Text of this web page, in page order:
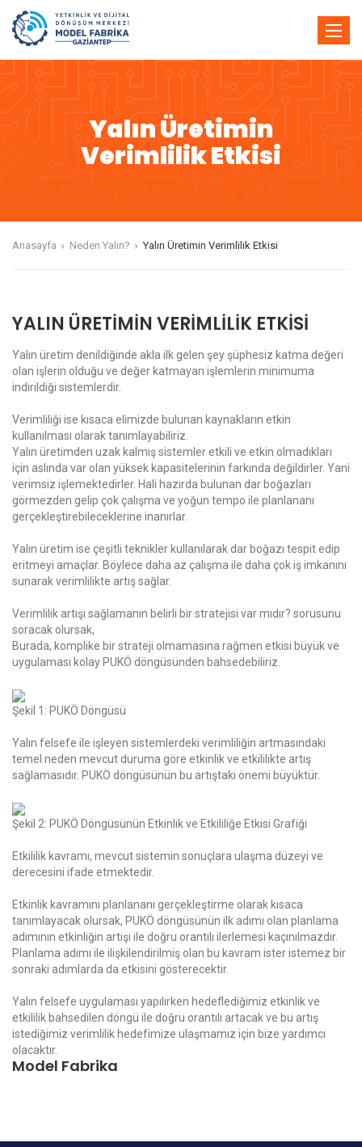
Toggle
Yalın Üretimin
Verimlilik Etkisi
Anasayfa Neden Yalın? Yalın Üretimin Verimlilik Etkisi
YALIN ÜRETİMİN VERİMLİLİK ETKİSİ
Yalın üretim denildiğinde akla ilk gelen şey şüphesiz katma değeri
olan işlerin olduğu ve değer katmayan işlemlerin minimuma
indirildiği sistemlerdir.
Verimliliği ise kısaca elimizde bulunan kaynakların etkin
kullanılması olarak tanımlayabiliriz.
Yalın üretimden uzak kalmış sistemler etkili ve etkin olmadıkları
için aslında var olan yüksek kapasitelerinin farkında değildirler. Yani
verimsiz işlemektedirler. Hali hazırda bulunan dar boğazları
görmezden gelip çok çalışma ve yoğun tempo ile planlananı
gerçekleştirebileceklerine inanırlar.
Yalın üretim ise çeşitli teknikler kullanılarak dar boğazı tespit edip
eritmeyi amaçlar. Böylece daha az çalışma ile daha çok iş imkanını
sunarak verimlilikte artış sağlar.
Verimlilik artışı sağlamanın belirli bir stratejisi var mıdır? sorusunu
soracak olursak,
Burada, komplike bir strateji olmamasına rağmen etkisi büyük ve
uygulaması kolay PUKÖ döngüsünden bahsedebiliriz.
Şekil 1: PUKÖ Döngüsü
Yalın felsefe ile işleyen sistemlerdeki verimliliğin artmasındaki
temel neden mevcut duruma göre etkinlik ve etkililikte artış
sağlamasıdır. PUKÖ döngüsünün bu artıştaki önemi büyüktür.
Şekil 2: PUKÖ Döngüsünün Etkinlik ve Etkililiğe Etkisi Grafiği
Etkililik kavramı, mevcut sistemin sonuçlara ulaşma düzeyi ve
derecesini ifade etmektedir.
Etkinlik kavramını planlananı gerçekleştirme olarak kısaca
tanımlayacak olursak, PUKÖ döngüsünün ilk adımı olan planlama
adımının etkinliğin artışı ile doğru orantılı ilerlemesi kaçınılmazdır.
Planlama adımı ile ilişkilendirilmiş olan bu kavram ister istemez bir
sonraki adımlarda da etkisini gösterecektir.
Yalın felsefe uygulaması yapılırken hedeflediğimiz etkinlik ve
etkililik bahsedilen döngü ile doğru orantılı artacak ve bu artış
istediğimiz verimlilik hedefimize ulaşmamız için bize yardımcı
olacaktır.
Model Fabrika